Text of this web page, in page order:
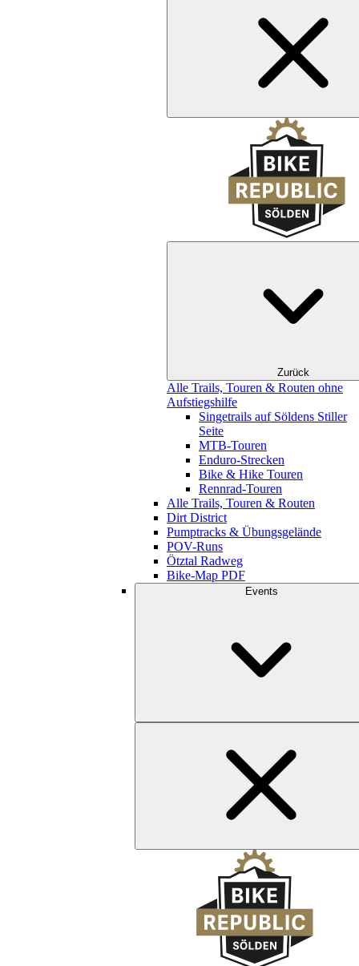
Zurück
Alle Trails, Touren & Routen ohne
Aufstiegshilfe
Singetrails auf Söldens Stiller
Seite
MTB-Touren
Enduro-Strecken
Bike & Hike Touren
Rennrad-Touren
Alle Trails, Touren & Routen
Dirt District
Pumptracks & Übungsgelände
POV-Runs
Ötztal Radweg
Bike-Map PDF
Events